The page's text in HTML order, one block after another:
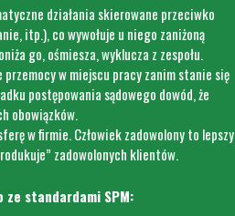
działania skierowane przeciwko
itp.), co wywołuje u niego zaniżoną
go, ośmiesza, wyklucza z zespołu.
w miejscu pracy zanim stanie się
postępowania sądowego dowód, że
obowiązków.
w firmie. Człowiek zadowolony to lepszy
zadowolonych klientów.
ze standardami SPM: